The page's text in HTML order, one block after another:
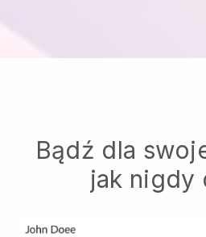
Bądź dla
jak nigdy